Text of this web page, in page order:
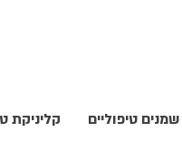
שמנים טיפוליים קליניקת